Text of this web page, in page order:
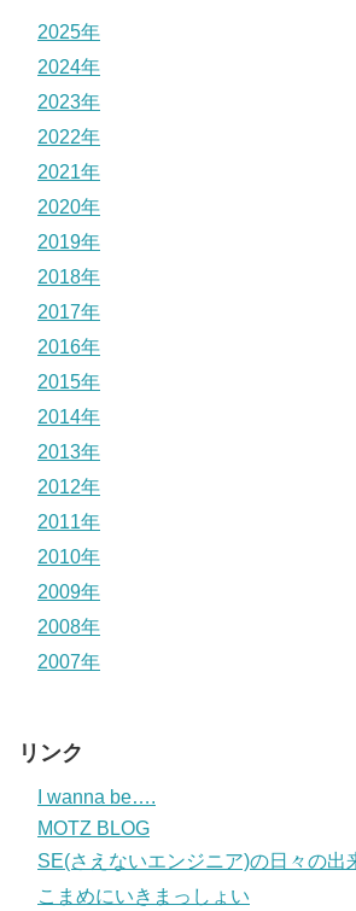
2025年
2024年
2023年
2022年
2021年
2020年
2019年
2018年
2017年
2016年
2015年
2014年
2013年
2012年
2011年
2010年
2009年
2008年
2007年
リンク
I wanna be….
MOTZ BLOG
SE(さえないエンジニア)の日々の出
こまめにいきまっしょい